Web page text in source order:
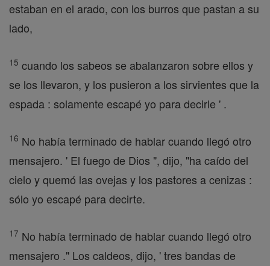
estaban en el arado, con los burros que pastan a su
lado,
15 cuando los sabeos se abalanzaron sobre ellos y
se los llevaron, y los pusieron a los sirvientes que la
espada : solamente escapé yo para decirle ' .
16 No había terminado de hablar cuando llegó otro
mensajero. ' El fuego de Dios ", dijo, "ha caído del
cielo y quemó las ovejas y los pastores a cenizas :
sólo yo escapé para decirte.
17 No había terminado de hablar cuando llegó otro
mensajero ." Los caldeos, dijo, ' tres bandas de